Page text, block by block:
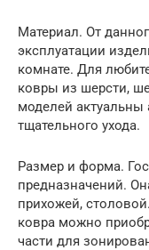
Материал. От
эксплуатации
комнате. Для
ковры из шерсти,
моделей
тщательного ухода.
Размер и форма.
предназначений.
прихожей,
ковра можно
части для